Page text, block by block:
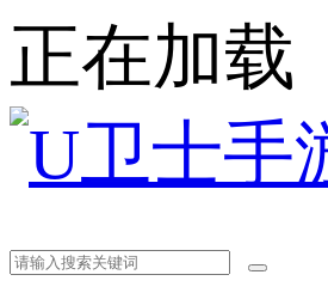
正在加载